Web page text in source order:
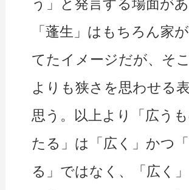
う」と発言する場面があ
「蓬生」はもちろん家
てたイメージだが、そ
よりも狭さを思わせる
思う。以上より「広う
たる」は「広く」かつ
る」ではなく、「広く